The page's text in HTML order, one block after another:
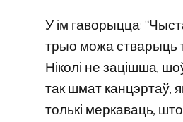
У ім гаворыцца:
трыо можа стварыць
Ніколі не зацішша,
так шмат канцэртаў,
толькі меркаваць,